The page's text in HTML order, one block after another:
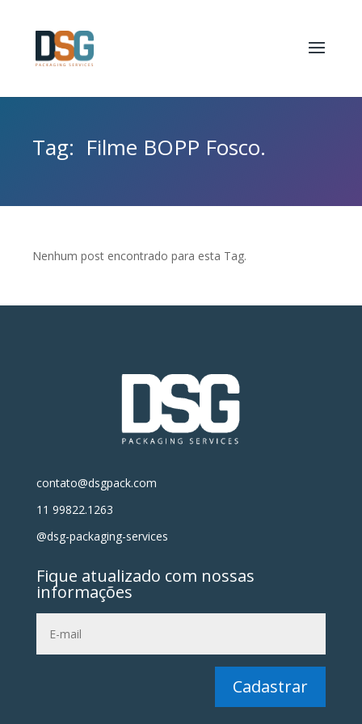
Tag: Filme BOPP Fosco .
Nenhum post encontrado para esta Tag.
contato@dsgpack.com
11 99822.1263
@dsg-packaging-services
Fique atualizado com nossas
informações
Cadastrar